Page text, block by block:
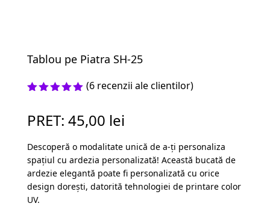
Tablou pe Piatra SH-25
pe baza a
evaluări
clienți
(6 recenzii ale clientilor)
PRET: 45,00 lei
Descoperă o modalitate unică de a-ți personaliza
spațiul cu ardezia personalizată! Această bucată de
ardezie elegantă poate fi personalizată cu orice
design dorești, datorită tehnologiei de printare color
UV.